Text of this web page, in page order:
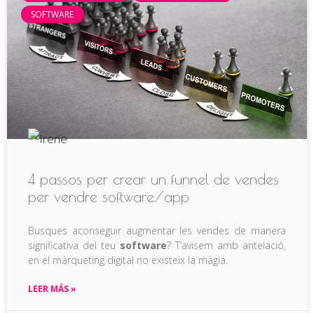
SOFTWARE
4 passos per crear un funnel de vendes
per vendre software/app
Busques aconseguir augmentar les vendes de manera
significativa del teu software? T’avisem amb antelació,
en el màrqueting digital no existeix la màgia.
LEER MÁS »